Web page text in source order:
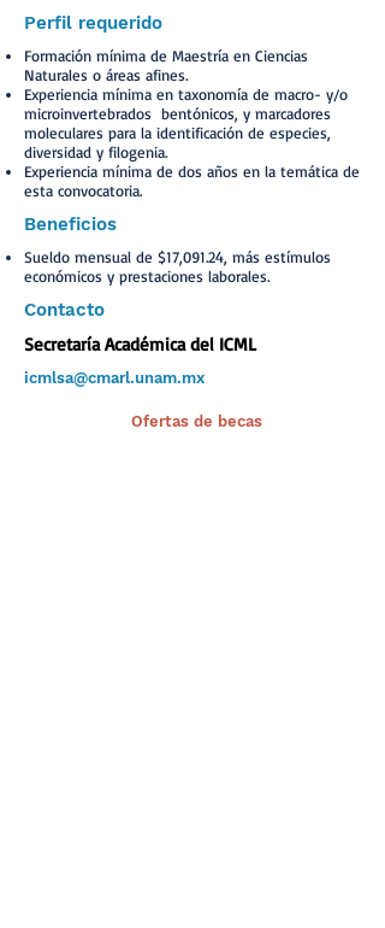
Perfil requerido
Formación mínima de Maestría en Ciencias
Naturales o áreas afines.
Experiencia mínima en taxonomía de macro- y/o
microinvertebrados bentónicos, y marcadores
moleculares para la identificación de especies,
diversidad y filogenia.
Experiencia mínima de dos años en la temática de
esta convocatoria.
Beneficios
Sueldo mensual de $17,091.24, más estímulos
económicos y prestaciones laborales.
Contacto
Secretaría Académica del ICML
icmlsa@cmarl.unam.mx
Ofertas de becas